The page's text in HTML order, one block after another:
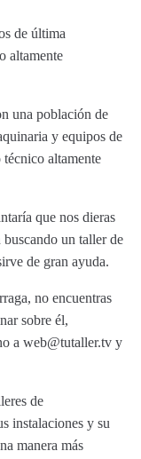
de última
altamente
una población de
y equipos de
altamente
que nos dieras
buscando un taller de
de gran ayuda.
no encuentras
sobre él,
a web@tutaller.tv y
de
instalaciones y su
manera más